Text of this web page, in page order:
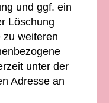
und ggf. ein
Löschung
weiteren
unter der
Adresse an